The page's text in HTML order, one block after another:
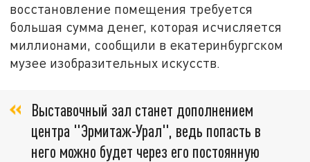
восстановление помещения требуется
большая сумма денег, которая исчисляется
миллионами, сообщили в екатеринбургском
музее изобразительных искусств.
Выставочный зал станет дополнением
центра "Эрмитаж-Урал", ведь попасть в
него можно будет через его постоянную